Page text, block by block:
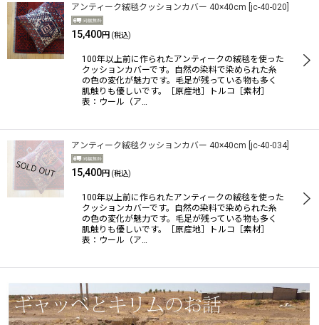
アンティーク絨毯クッションカバー 40×40cm jc-40-020
15,400円 (税込)
100年以上前に作られたアンティークの絨毯を使った
クッションカバーです。自然の染料で染められた糸
の色の変化が魅力です。毛足が残っている物も多く
肌触りも優しいです。［原産地］トルコ［素材］
表：ウール（ア…
アンティーク絨毯クッションカバー 40×40cm jc-40-034]
15,400円 (税込)
100年以上前に作られたアンティークの絨毯を使った
クッションカバーです。自然の染料で染められた糸
の色の変化が魅力です。毛足が残っている物も多く
肌触りも優しいです。［原産地］トルコ［素材］
表：ウール（ア…